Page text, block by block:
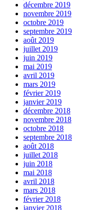
décembre 2019
novembre 2019
octobre 2019
septembre 2019
août 2019
juillet 2019
juin 2019
mai 2019
avril 2019
mars 2019
février 2019
janvier 2019
décembre 2018
novembre 2018
octobre 2018
septembre 2018
août 2018
juillet 2018
juin 2018
mai 2018
avril 2018
mars 2018
février 2018
janvier 2018